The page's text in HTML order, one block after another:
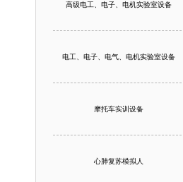
高级电工、电子、电机实验室设备
电工、电子、电气、电机实验室设备
摩托车实训设备
心肺复苏模拟人